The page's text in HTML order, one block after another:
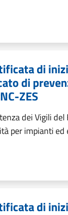
di
di
ZES
dei Vigili
per impianti
di